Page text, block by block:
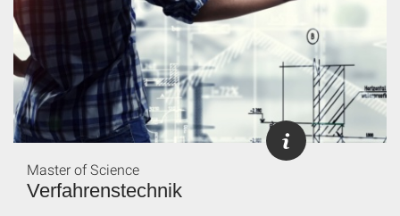
Verfahrenstechnik
Master of Science